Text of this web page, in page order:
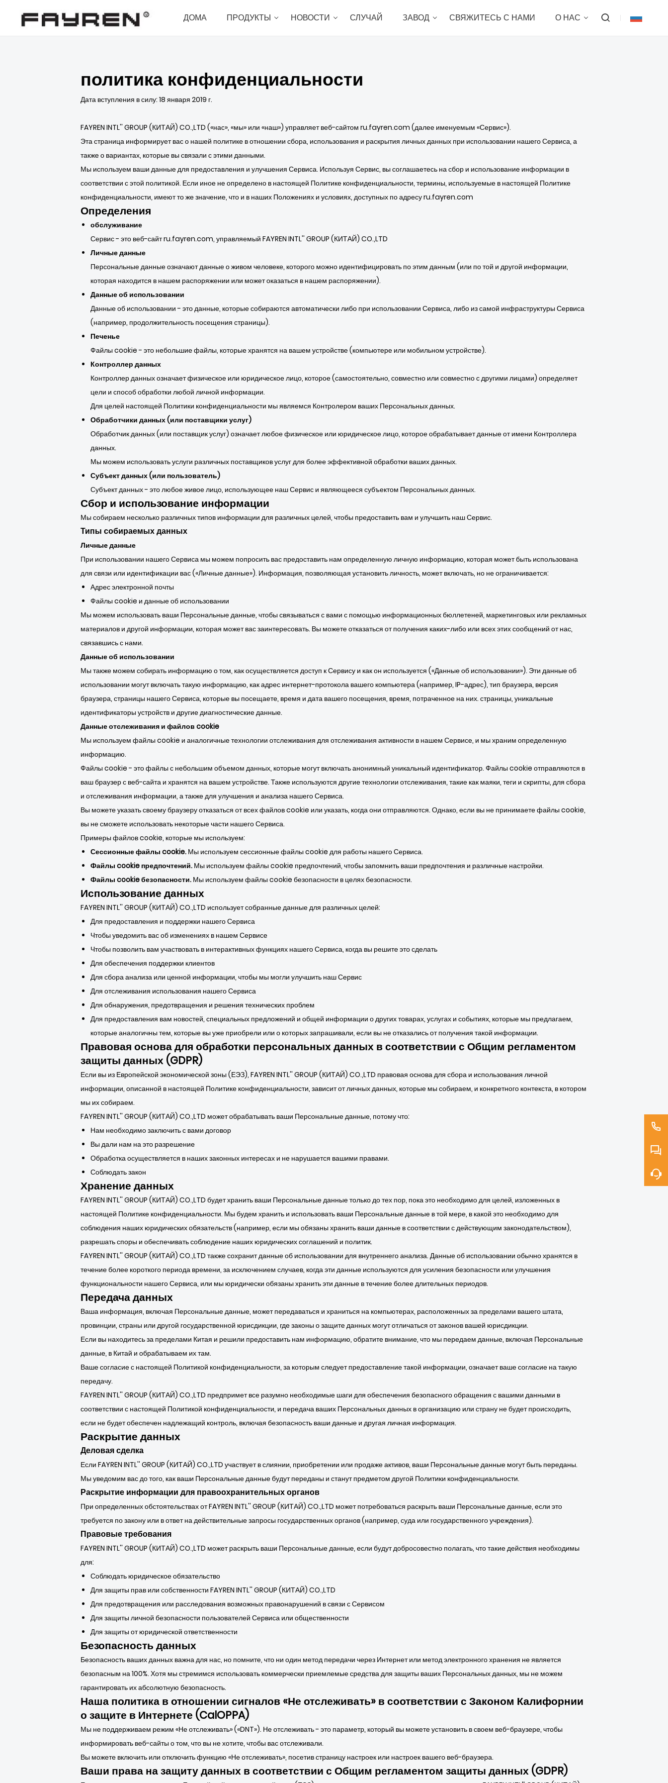
ДОМА ПРОДУКТЫ НОВОСТИ СЛУЧАЙ ЗАВОД СВЯЖИТЕСЬ С НАМИ О НАС
политика конфиденциальности
Дата вступления в силу: 18 января 2019 г.
FAYREN INTL'' GROUP (КИТАЙ) CO.,LTD («нас», «мы» или «наш») управляет веб-сайтом ru.fayren.com (далее именуемым «Сервис»).
Эта страница информирует вас о нашей политике в отношении сбора, использования и раскрытия личных данных при использовании нашего Сервиса, а
также о вариантах, которые вы связали с этими данными.
Мы используем ваши данные для предоставления и улучшения Сервиса. Используя Сервис, вы соглашаетесь на сбор и использование информации в
соответствии с этой политикой. Если иное не определено в настоящей Политике конфиденциальности, термины, используемые в настоящей Политике
конфиденциальности, имеют то же значение, что и в наших Положениях и условиях, доступных по адресу ru.fayren.com
Определения
обслуживание
Сервис - это веб-сайт ru.fayren.com, управляемый FAYREN INTL'' GROUP (КИТАЙ) CO.,LTD
Личные данные
Персональные данные означают данные о живом человеке, которого можно идентифицировать по этим данным (или по той и другой информации,
которая находится в нашем распоряжении или может оказаться в нашем распоряжении).
Данные об использовании
Данные об использовании - это данные, которые собираются автоматически либо при использовании Сервиса, либо из самой инфраструктуры Сервиса
(например, продолжительность посещения страницы).
Печенье
Файлы cookie - это небольшие файлы, которые хранятся на вашем устройстве (компьютере или мобильном устройстве).
Контроллер данных
Контроллер данных означает физическое или юридическое лицо, которое (самостоятельно, совместно или совместно с другими лицами) определяет
цели и способ обработки любой личной информации.
Для целей настоящей Политики конфиденциальности мы являемся Контролером ваших Персональных данных.
Обработчики данных (или поставщики услуг)
Обработчик данных (или поставщик услуг) означает любое физическое или юридическое лицо, которое обрабатывает данные от имени Контроллера
данных.
Мы можем использовать услуги различных поставщиков услуг для более эффективной обработки ваших данных.
Субъект данных (или пользователь)
Субъект данных - это любое живое лицо, использующее наш Сервис и являющееся субъектом Персональных данных.
Сбор и использование информации
Мы собираем несколько различных типов информации для различных целей, чтобы предоставить вам и улучшить наш Сервис.
Типы собираемых данных
Личные данные
При использовании нашего Сервиса мы можем попросить вас предоставить нам определенную личную информацию, которая может быть использована
для связи или идентификации вас («Личные данные»). Информация, позволяющая установить личность, может включать, но не ограничивается:
Адрес электронной почты
Файлы cookie и данные об использовании
Мы можем использовать ваши Персональные данные, чтобы связываться с вами с помощью информационных бюллетеней, маркетинговых или рекламных
материалов и другой информации, которая может вас заинтересовать. Вы можете отказаться от получения каких-либо или всех этих сообщений от нас,
связавшись с нами.
Данные об использовании
Мы также можем собирать информацию о том, как осуществляется доступ к Сервису и как он используется («Данные об использовании»). Эти данные об
использовании могут включать такую информацию, как адрес интернет-протокола вашего компьютера (например, IP-адрес), тип браузера, версия
браузера, страницы нашего Сервиса, которые вы посещаете, время и дата вашего посещения, время, потраченное на них. страницы, уникальные
идентификаторы устройств и другие диагностические данные.
Данные отслеживания и файлов cookie
Мы используем файлы cookie и аналогичные технологии отслеживания для отслеживания активности в нашем Сервисе, и мы храним определенную
информацию.
Файлы cookie - это файлы с небольшим объемом данных, которые могут включать анонимный уникальный идентификатор. Файлы cookie отправляются в
ваш браузер с веб-сайта и хранятся на вашем устройстве. Также используются другие технологии отслеживания, такие как маяки, теги и скрипты, для сбора
и отслеживания информации, а также для улучшения и анализа нашего Сервиса.
Вы можете указать своему браузеру отказаться от всех файлов cookie или указать, когда они отправляются. Однако, если вы не принимаете файлы cookie,
вы не сможете использовать некоторые части нашего Сервиса.
Примеры файлов cookie, которые мы используем:
Сессионные файлы cookie. Мы используем сессионные файлы cookie для работы нашего Сервиса.
Файлы cookie предпочтений. Мы используем файлы cookie предпочтений, чтобы запомнить ваши предпочтения и различные настройки.
Файлы cookie безопасности. Мы используем файлы cookie безопасности в целях безопасности.
Использование данных
FAYREN INTL'' GROUP (КИТАЙ) CO.,LTD использует собранные данные для различных целей:
Для предоставления и поддержки нашего Сервиса
Чтобы уведомить вас об изменениях в нашем Сервисе
Чтобы позволить вам участвовать в интерактивных функциях нашего Сервиса, когда вы решите это сделать
Для обеспечения поддержки клиентов
Для сбора анализа или ценной информации, чтобы мы могли улучшить наш Сервис
Для отслеживания использования нашего Сервиса
Для обнаружения, предотвращения и решения технических проблем
Для предоставления вам новостей, специальных предложений и общей информации о других товарах, услугах и событиях, которые мы предлагаем,
которые аналогичны тем, которые вы уже приобрели или о которых запрашивали, если вы не отказались от получения такой информации.
Правовая основа для обработки персональных данных в соответствии с Общим регламентом
защиты данных (GDPR)
Если вы из Европейской экономической зоны (ЕЭЗ), FAYREN INTL'' GROUP (КИТАЙ) CO.,LTD правовая основа для сбора и использования личной
информации, описанной в настоящей Политике конфиденциальности, зависит от личных данных, которые мы собираем, и конкретного контекста, в котором
мы их собираем.
FAYREN INTL'' GROUP (КИТАЙ) CO.,LTD может обрабатывать ваши Персональные данные, потому что:
Нам необходимо заключить с вами договор
Вы дали нам на это разрешение
Обработка осуществляется в наших законных интересах и не нарушается вашими правами.
Соблюдать закон
Хранение данных
FAYREN INTL'' GROUP (КИТАЙ) CO.,LTD будет хранить ваши Персональные данные только до тех пор, пока это необходимо для целей, изложенных в
настоящей Политике конфиденциальности. Мы будем хранить и использовать ваши Персональные данные в той мере, в какой это необходимо для
соблюдения наших юридических обязательств (например, если мы обязаны хранить ваши данные в соответствии с действующим законодательством),
разрешать споры и обеспечивать соблюдение наших юридических соглашений и политик.
FAYREN INTL'' GROUP (КИТАЙ) CO.,LTD также сохранит данные об использовании для внутреннего анализа. Данные об использовании обычно хранятся в
течение более короткого периода времени, за исключением случаев, когда эти данные используются для усиления безопасности или улучшения
функциональности нашего Сервиса, или мы юридически обязаны хранить эти данные в течение более длительных периодов.
Передача данных
Ваша информация, включая Персональные данные, может передаваться и храниться на компьютерах, расположенных за пределами вашего штата,
провинции, страны или другой государственной юрисдикции, где законы о защите данных могут отличаться от законов вашей юрисдикции.
Если вы находитесь за пределами Китая и решили предоставить нам информацию, обратите внимание, что мы передаем данные, включая Персональные
данные, в Китай и обрабатываем их там.
Ваше согласие с настоящей Политикой конфиденциальности, за которым следует предоставление такой информации, означает ваше согласие на такую
передачу.
FAYREN INTL'' GROUP (КИТАЙ) CO.,LTD предпримет все разумно необходимые шаги для обеспечения безопасного обращения с вашими данными в
соответствии с настоящей Политикой конфиденциальности, и передача ваших Персональных данных в организацию или страну не будет происходить,
если не будет обеспечен надлежащий контроль, включая безопасность ваши данные и другая личная информация.
Раскрытие данных
Деловая сделка
Если FAYREN INTL'' GROUP (КИТАЙ) CO.,LTD участвует в слиянии, приобретении или продаже активов, ваши Персональные данные могут быть переданы.
Мы уведомим вас до того, как ваши Персональные данные будут переданы и станут предметом другой Политики конфиденциальности.
Раскрытие информации для правоохранительных органов
При определенных обстоятельствах от FAYREN INTL'' GROUP (КИТАЙ) CO.,LTD может потребоваться раскрыть ваши Персональные данные, если это
требуется по закону или в ответ на действительные запросы государственных органов (например, суда или государственного учреждения).
Правовые требования
FAYREN INTL'' GROUP (КИТАЙ) CO.,LTD может раскрыть ваши Персональные данные, если будут добросовестно полагать, что такие действия необходимы
для:
Соблюдать юридическое обязательство
Для защиты прав или собственности FAYREN INTL'' GROUP (КИТАЙ) CO.,LTD
Для предотвращения или расследования возможных правонарушений в связи с Сервисом
Для защиты личной безопасности пользователей Сервиса или общественности
Для защиты от юридической ответственности
Безопасность данных
Безопасность ваших данных важна для нас, но помните, что ни один метод передачи через Интернет или метод электронного хранения не является
безопасным на 100%. Хотя мы стремимся использовать коммерчески приемлемые средства для защиты ваших Персональных данных, мы не можем
гарантировать их абсолютную безопасность.
Наша политика в отношении сигналов «Не отслеживать» в соответствии с Законом Калифорнии
о защите в Интернете (CalOPPA)
Мы не поддерживаем режим «Не отслеживать» («DNT»). Не отслеживать - это параметр, который вы можете установить в своем веб-браузере, чтобы
информировать веб-сайты о том, что вы не хотите, чтобы вас отслеживали.
Вы можете включить или отключить функцию «Не отслеживать», посетив страницу настроек или настроек вашего веб-браузера.
Ваши права на защиту данных в соответствии с Общим регламентом защиты данных (GDPR)